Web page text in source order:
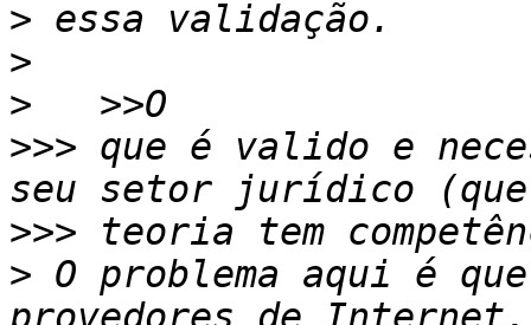
>
>
>
>>> que é valido e
>>>
> O problema aqui é